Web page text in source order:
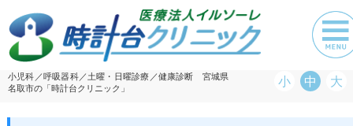
小児科／呼吸器科／土曜・日曜診療／健康診断 宮城県
名取市の「時計台クリニック」
小 中 大